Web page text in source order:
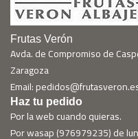
Frutas Verón
Avda. de Compromiso de
Zaragoza
Email:
Haz tu pedido
Por la web cuando quieras.
Por wasap (976979235) de